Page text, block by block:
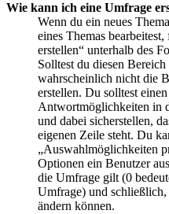
Wie kann ich eine Umfrage
Wenn du ein neues
eines Themas
erstellen“ unterhalb des
Solltest du diesen
wahrscheinlich nicht die
erstellen. Du solltest
Antwortmöglichkeiten in
und dabei sicherstellen,
eigenen Zeile steht. Du
„Auswahlmöglichkeiten
Optionen ein Benutzer
die Umfrage gilt (0
Umfrage) und
ändern können.